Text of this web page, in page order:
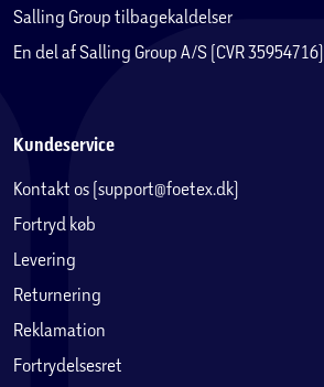
Salling Group tilbagekaldelser
En del af Salling Group A/S (CVR 35954716)
Kundeservice
Kontakt os (support@foetex.dk)
Fortryd køb
Levering
Returnering
Reklamation
Fortrydelsesret